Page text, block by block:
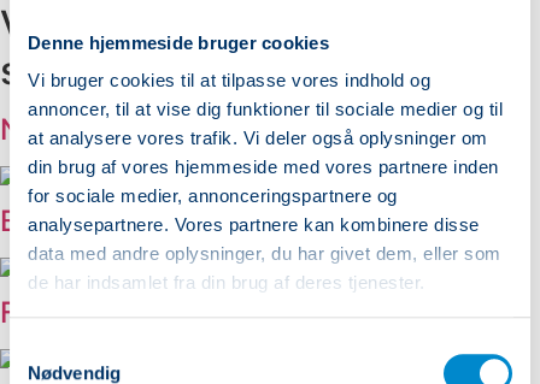
Denne hjemmeside bruger cookies
Vi bruger cookies til at tilpasse vores indhold og
annoncer, til at vise dig funktioner til sociale medier og til
at analysere vores trafik. Vi deler også oplysninger om
din brug af vores hjemmeside med vores partnere inden
for sociale medier, annonceringspartnere og
analysepartnere. Vores partnere kan kombinere disse
data med andre oplysninger, du har givet dem, eller som
de har indsamlet fra din brug af deres tjenester.
Samtykkevalg
Nødvendig
Visit Nepal - Oplev Nepals
storslåede natur
Nyheder
Bjerge
Festivaler